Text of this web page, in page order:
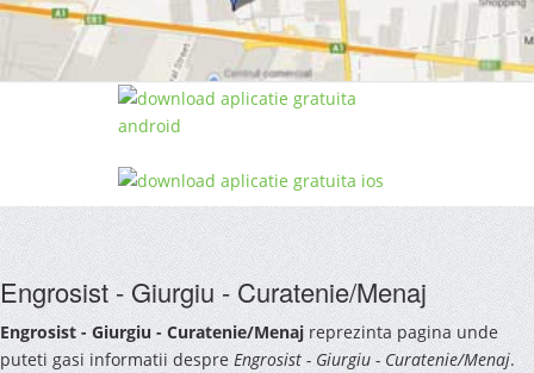
Engrosist - Giurgiu - Curatenie/Menaj
Engrosist - Giurgiu - Curatenie/Menajreprezinta pagina unde
puteti gasi informatii despreEngrosist - Giurgiu - Curatenie/Menaj.